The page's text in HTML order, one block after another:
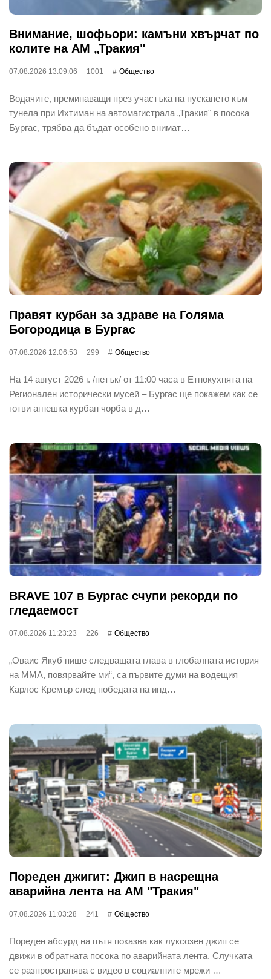
Внимание, шофьори: камъни хвърчат по
колите на АМ „Тракия"
07.08.2026 13:09:06 1001 Общество
Водачите, преминаващи през участъка на пускането към
тунела при Ихтиман на автомагистрала „Тракия" в посока
Бургас, трябва да бъдат особено внимат…
Правят курбан за здраве на Голяма
Богородица в Бургас
07.08.2026 12:06:53 299 Общество
На 14 август 2026 г. /петък/ от 11:00 часа в Етнокухнята на
Регионален исторически мусей – Бургас ще покажем как се
готви агнешка курбан чорба в д…
BRAVE 107 в Бургас счупи рекорди по
гледаемост
07.08.2026 11:23:23 226 Общество
„Оваис Якуб пише следващата глава в глобалната история
на ММА, повярвайте ми“, са първите думи на водещия
Карлос Кремър след победата на инд…
Пореден джигит: Джип в насрещна
аварийна лента на АМ "Тракия"
07.08.2026 11:03:28 241 Общество
Пореден абсурд на пътя показва как луксозен джип се
движи в обратната посока по аварийната лента. Случката
се разпространява с видео в социалните мрежи …